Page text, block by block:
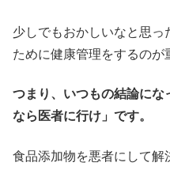
少しでもおかしいなと思
ために健康管理をするのが
つまり、いつもの結論に
なら医者に行け」です。
食品添加物を悪者にして